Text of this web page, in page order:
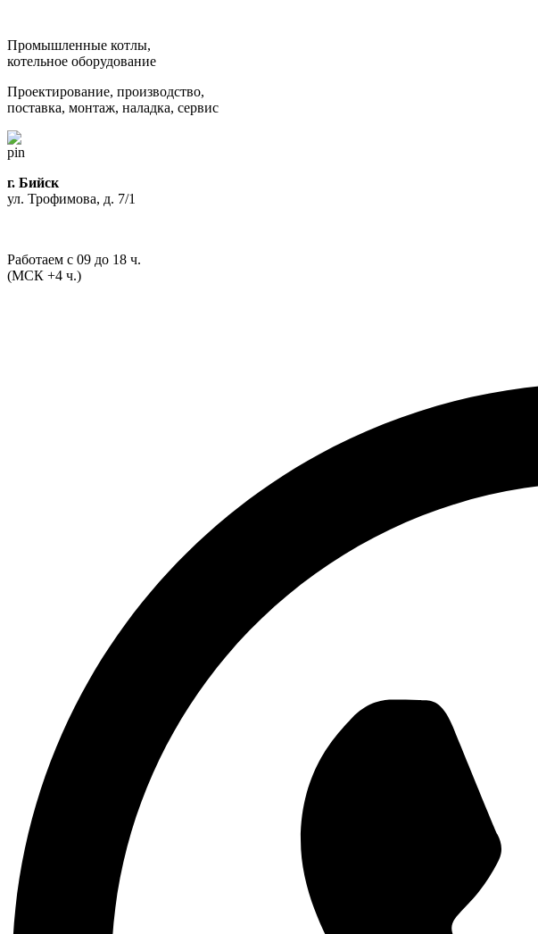
Промышленные котлы,
котельное оборудование
Проектирование, производство,
поставка, монтаж, наладка, сервис
г. Бийск
ул. Трофимова, д. 7/1
Работаем с 09 до 18 ч.
(МСК +4 ч.)